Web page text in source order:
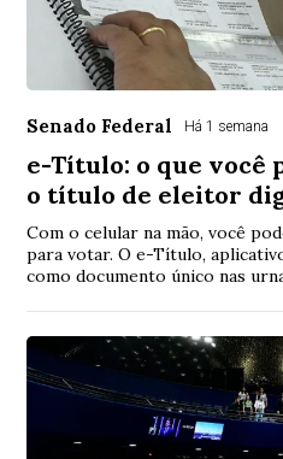
Senado Federal Há 1 semana
e-Título: o que você
o título de eleitor
Com o celular na mão, você
para votar. O e-Título,
como documento único nas